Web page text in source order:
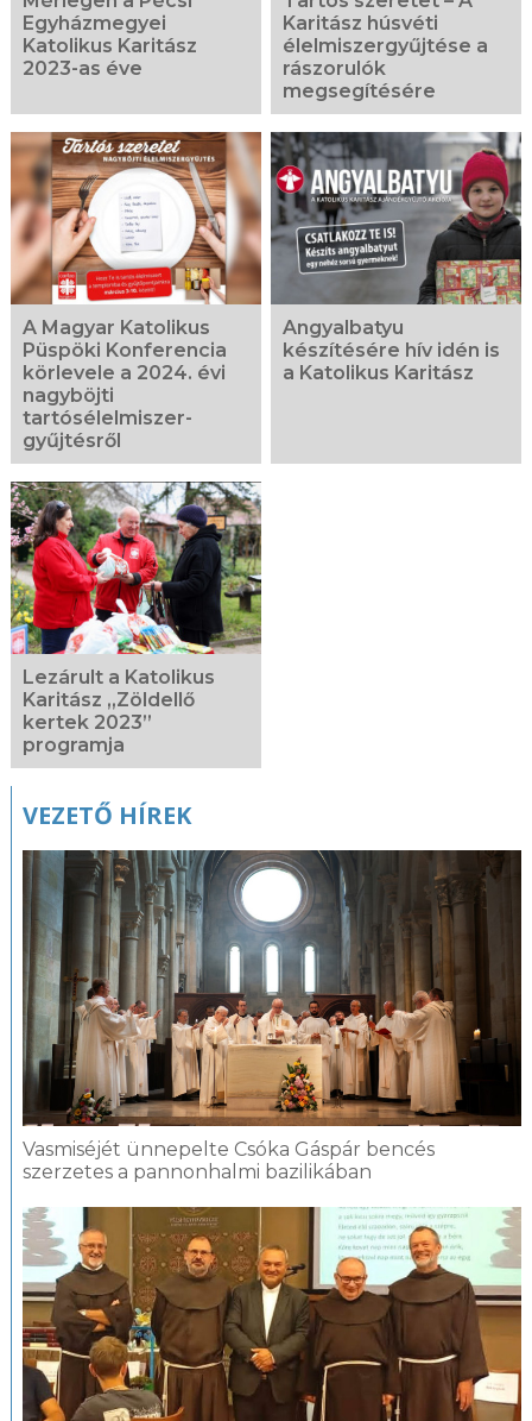
Egyházmegyei
Katolikus Karitász
2023-as éve
Karitász húsvéti
élelmiszergyűjtése a
rászorulók
megsegítésére
A Magyar Katolikus
Püspöki Konferencia
körlevele a 2024. évi
nagyböjti
tartósélelmiszer-
gyűjtésről
Angyalbatyu
készítésére hív idén is
a Katolikus Karitász
Lezárult a Katolikus
Karitász „Zöldellő
kertek 2023”
programja
VEZETŐ HÍREK
Vasmiséjét ünnepelte Csóka Gáspár bencés
szerzetes a pannonhalmi bazilikában